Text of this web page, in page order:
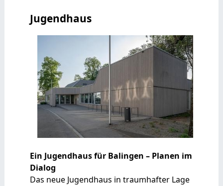
Jugendhaus
Ein Jugendhaus für Balingen – Planen im
Dialog
Das neue Jugendhaus in traumhafter Lage